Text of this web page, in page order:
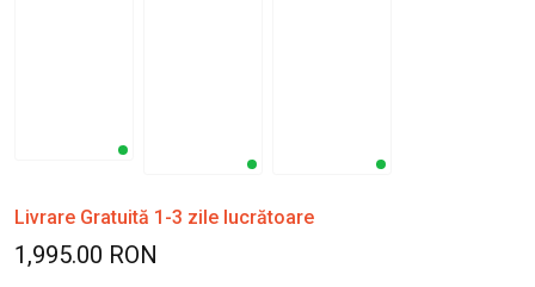
Livrare Gratuită 1-3 zile lucrătoare
1,995.00 RON